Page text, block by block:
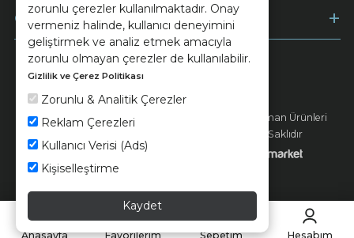
zorunlu çerezler kullanılmaktadır. Onay
vermeniz halinde, kullanıcı deneyimini
geliştirmek ve analiz etmek amacıyla
zorunlu olmayan çerezler de kullanılabilir.
Gizlilik ve Çerez Politikası
Zorunlu & Analitik Çerezler
Reklam Çerezleri
Kullanıcı Verisi (Ads)
Kişiselleştirme
Kaydet
Ödeme
© 2026 Ünsa Madencilik Turizm Enerji Seramik Orman Ürünleri
Elektrik Üretim San. ve Tic. A.Ş. - Tüm Hakları Saklıdır
Anasayfa Favorilerim Sepetim Hesabım